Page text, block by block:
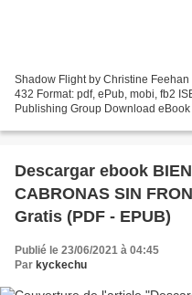
Shadow Flight by Christine
432 Format: pdf, ePub, mobi, fb2
Publishing Group Download
Descargar ebook
CABRONAS SIN
Gratis (PDF - EPUB)
Publié le 23/06/2021 à 04:45
Par kyckechu